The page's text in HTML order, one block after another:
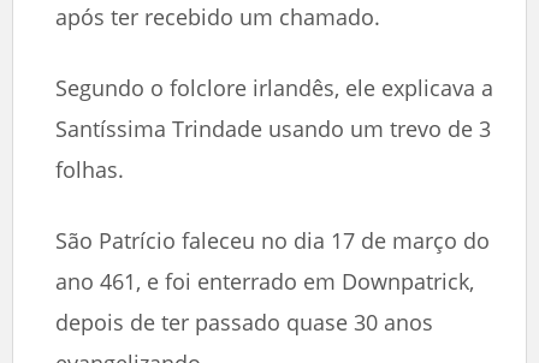
após ter recebido um chamado.
Segundo o folclore irlandês, ele explicava a
Santíssima Trindade usando um trevo de 3
folhas.
São Patrício faleceu no dia 17 de março do
ano 461, e foi enterrado em Downpatrick,
depois de ter passado quase 30 anos